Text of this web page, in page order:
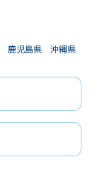
鹿児島県 沖縄県